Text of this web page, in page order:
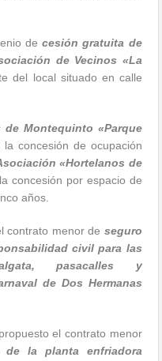
decesión gratuita de
de Vecinos «La
del local situado en calle
de Montequinto «Parque
la concesión de ocupación
«Hortelanos de
concesión por espacio de
años.
contrato menor de seguro
civil para las
pasacalles y
de Dos Hermanas
el contrato menor
de la planta enfriadora